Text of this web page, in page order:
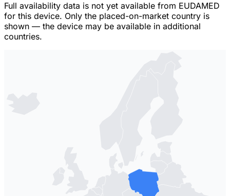
Full availability data is not yet available from EUDAMED
for this device. Only the placed-on-market country is
shown — the device may be available in additional
countries.